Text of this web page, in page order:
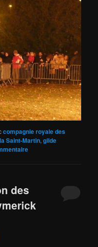
compagnie royale des
Saint-Martin,gilde
des